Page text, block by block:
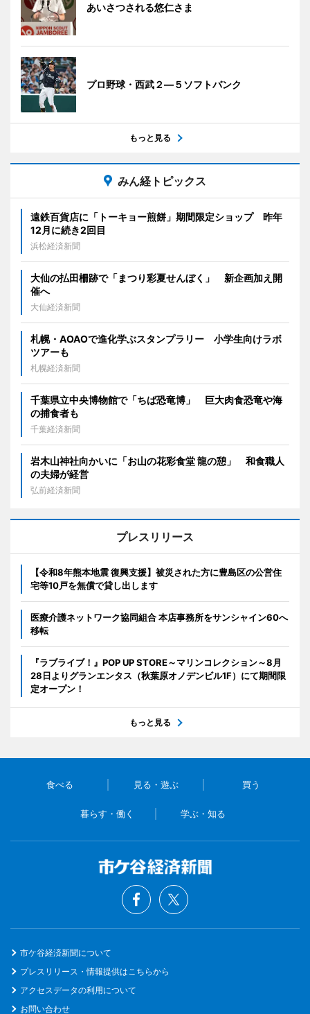
あいさつされる悠仁さま
プロ野球・西武２―５ソフトバンク
もっと見る
みん経トピックス
遠鉄百貨店に「トーキョー煎餅」期間限定ショップ 昨年
12月に続き2回目
浜松経済新聞
大仙の払田柵跡で「まつり彩夏せんぼく」 新企画加え開
催へ
大仙経済新聞
札幌・AOAOで進化学ぶスタンプラリー 小学生向けラボ
ツアーも
札幌経済新聞
千葉県立中央博物館で「ちば恐竜博」 巨大肉食恐竜や海
の捕食者も
千葉経済新聞
岩木山神社向かいに「お山の花彩食堂 龍の憩」 和食職人
の夫婦が経営
弘前経済新聞
プレスリリース
【令和8年熊本地震 復興支援】被災された方に豊島区の公営住
宅等10戸を無償で貸し出します
医療介護ネットワーク協同組合 本店事務所をサンシャイン60へ
移転
『ラブライブ！』POP UP STORE～マリンコレクション～8月
28日よりグランエンタス（秋葉原オノデンビル1F）にて期間限
定オープン！
もっと見る
食べる 見る・遊ぶ 買う
暮らす・働く 学ぶ・知る
市ケ谷経済新聞について
プレスリリース・情報提供はこちらから
アクセスデータの利用について
お問い合わせ